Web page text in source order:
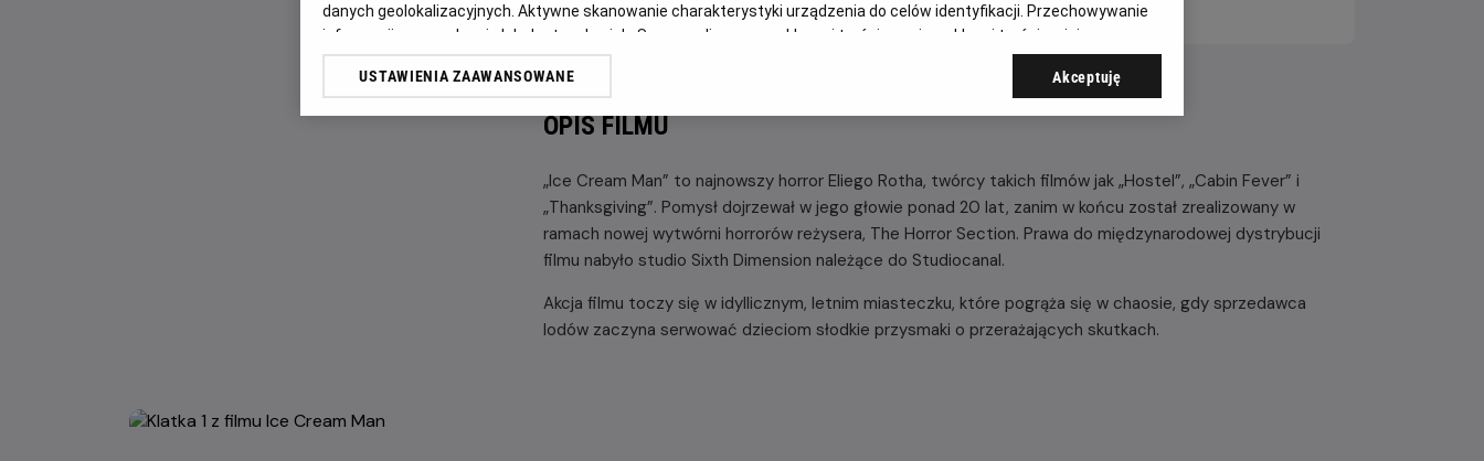
POKAŻ KOLEJNE DNI
OPIS FILMU
„Ice Cream Man” to najnowszy horror Eliego Rotha, twórcy takich filmów jak „Hostel”, „Cabin Fever” i
„Thanksgiving”. Pomysł dojrzewał w jego głowie ponad 20 lat, zanim w końcu został zrealizowany w
ramach nowej wytwórni horrorów reżysera, The Horror Section. Prawa do międzynarodowej dystrybucji
filmu nabyło studio Sixth Dimension należące do Studiocanal.
Akcja filmu toczy się w idyllicznym, letnim miasteczku, które pogrąża się w chaosie, gdy sprzedawca
lodów zaczyna serwować dzieciom słodkie przysmaki o przerażających skutkach.
danych geolokalizacyjnych. Aktywne skanowanie charakterystyki urządzenia do celów identyfikacji. Przechowywanie
informacji na urządzeniu lub dostęp do nich. Spersonalizowane reklamy i treści, pomiar reklam i treści, opinie
odbiorców i ulepszanie usług.
Lista Zaufanych Partnerów
USTAWIENIA ZAAWANSOWANE Akceptuję